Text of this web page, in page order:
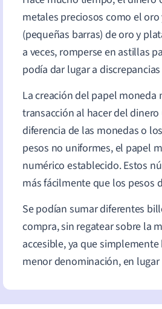
metales preciosos como el
(pequeñas barras) de oro y
a veces, romperse en astillas
podía dar lugar a
La creación del papel
transacción al hacer del
diferencia de las monedas o
pesos no uniformes, el papel
numérico establecido. Estos
más fácilmente que los pesos
Se podían sumar diferentes
compra, sin regatear sobre la
accesible, ya que
menor denominación, en